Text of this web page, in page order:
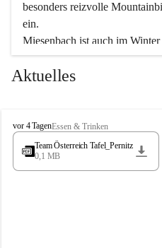
besonders reizvolle
ein.
Miesenbach ist auch im
Eisstockschießen gibt es auf
wunderschöne
vielfältige Angebot unserer
Überzeugen Sie sich selbst,
in den
Wir kennen Miesenbach als
Tradition und Innovation
Aktuelles
M
i
s
vor 4 TagenEssen & Trinken
Team Österreich Tafel_Pernitz
0,1 MB